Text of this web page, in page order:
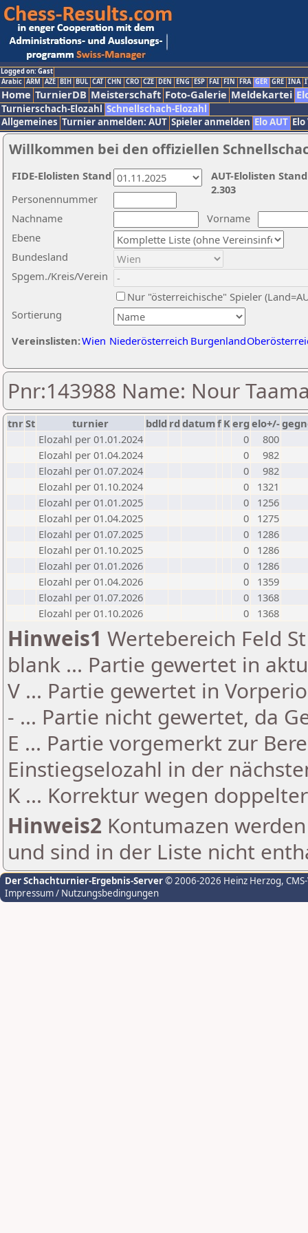
Logged on: Gast
Arabic ARM AZE BIH BUL CAT CHN CRO CZE DEN ENG ESP FAI FIN FRA GER GRE INA
Home TurnierDB Meisterschaft Foto-Galerie Meldekartei
Turnierschach-Elozahl Schnellschach-Elozahl
Allgemeines Turnier anmelden: AUT Spieler anmelden Elo AUT
Willkommen bei den offiziellen
Nachname
Vorname
Ebene
Sortierung
Personennummer
Bundesland
Spgem./Kreis/Verein
Nur "österreichische" Spieler
Vereinslisten:Wien Niederösterreich Burgenland
AUT-Elolisten
2.303
FIDE-Elolisten Stand
Pnr:143988 Name: Nour
tnrSt turnier bdld rd datumf Kerg elo+/-
Elozahl per 01.01.2024
0
800
Elozahl per 01.04.2024
0
982
Elozahl per 01.07.2024
0
982
Elozahl per 01.10.2024
0
1321
Elozahl per 01.01.2025
0
1256
Elozahl per 01.04.2025
0
1275
Elozahl per 01.07.2025
0
1286
Elozahl per 01.10.2025
0
1286
Elozahl per 01.01.2026
0
1286
Elozahl per 01.04.2026
0
1359
Elozahl per 01.07.2026
0
1368
Elozahl per 01.10.2026
0 1368
Hinweis1 Wertebereich Feld
blank ... Partie gewertet in
V ... Partie gewertet in
- ... Partie nicht gewertet, da
E ... Partie vorgemerkt zur
Einstiegselozahl in der
K ... Korrektur wegen
Hinweis2 Kontumazen
und sind in der Liste nicht
Der Schachturnier-Ergebnis-Server© 2006-2026 Heinz Herzog,
Impressum / Nutzungsbedingungen